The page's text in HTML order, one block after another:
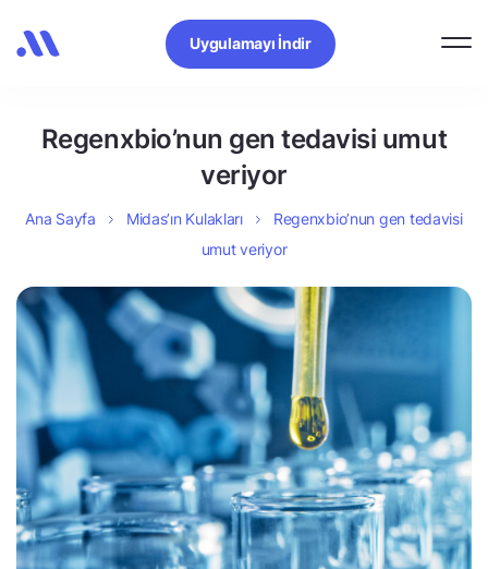
Uygulamayı İndir
Regenxbio’nun gen tedavisi umut
veriyor
Ana Sayfa Midas’ın Kulakları
Regenxbio’nun gen tedavisi
umut veriyor